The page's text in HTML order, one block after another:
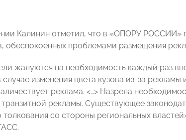
Калинин отметил, что в «ОПОРУ РОССИИ»
обеспокоенных проблемами размещения
жалуются на необходимость каждый раз
изменения цвета кузова из-за
реклама. <…> Назрела
рекламы. Существующее
толкования со стороны региональных